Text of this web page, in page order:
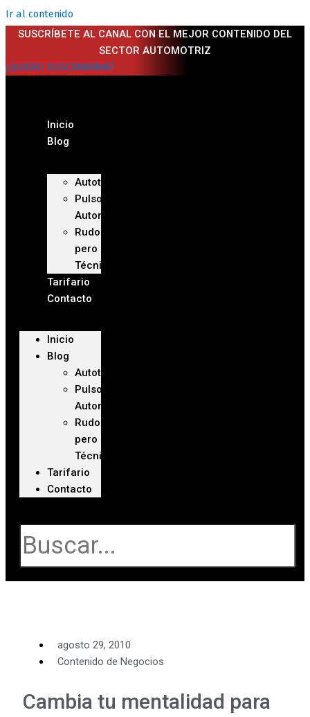
Ir al contenido
SUSCRÍBETE AL CANAL CON EL MEJOR CONTENIDO DEL
SECTOR AUTOMOTRIZ
¡QUIERO SUSCRIBIRME!
Inicio
Blog
Autoteca
Pulso
Automotriz
Rudo
pero
Técnico
Tarifario
Contacto
Inicio
Blog
Autoteca
Pulso
Automotriz
Rudo
pero
Técnico
Tarifario
Contacto
agosto 29, 2010
Contenido de Negocios
Cambia tu mentalidad para